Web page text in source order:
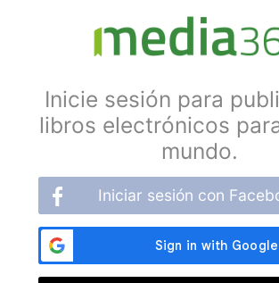
Inicie sesión para
libros electrónicos
mundo.
Iniciar sesión con